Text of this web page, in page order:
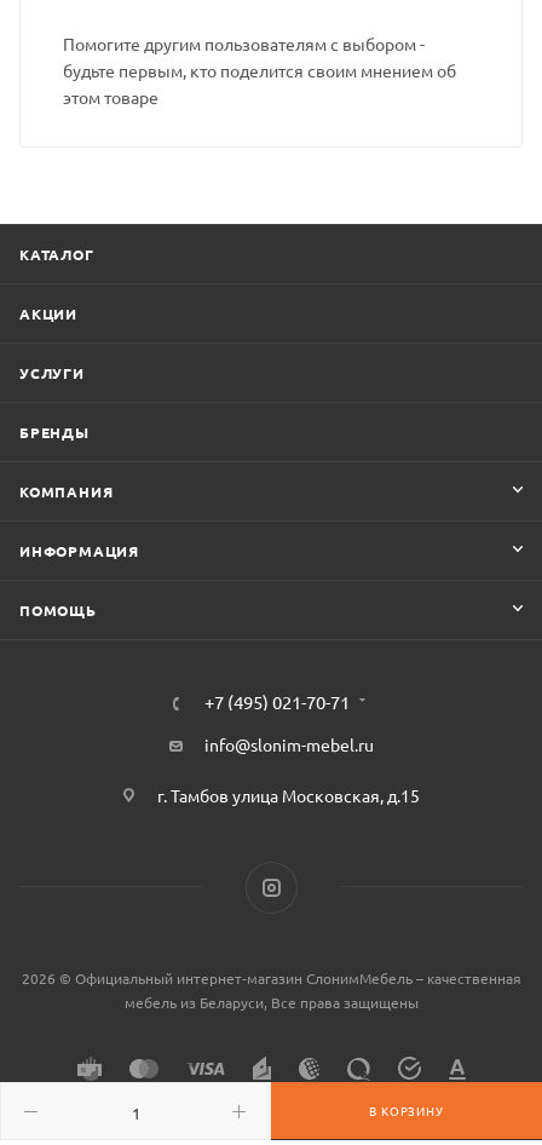
В КОРЗИНУ
Помогите другим пользователям с выбором -
будьте первым, кто поделится своим мнением об
этом товаре
КАТАЛОГ
АКЦИИ
УСЛУГИ
БРЕНДЫ
КОМПАНИЯ
ИНФОРМАЦИЯ
ПОМОЩЬ
+7 (495) 021-70-71
info@slonim-mebel.ru
г. Тамбов улица Московская, д.15
2026 © Официальный интернет-магазин СлонимМебель – качественная
мебель из Беларуси, Все права защищены